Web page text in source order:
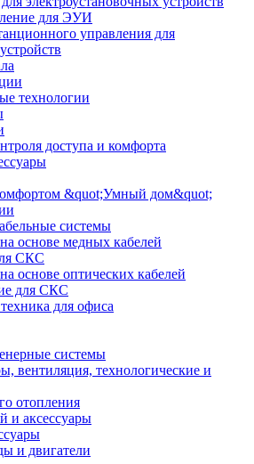
для ЭУИ
управления для
технологии
доступа и комфорта
&quot;Умный дом&quot;
системы
основе медных кабелей
СКС
основе оптических кабелей
для СКС
для офиса
системы
вентиляция, технологические и
отопления
и аксессуары
и двигатели